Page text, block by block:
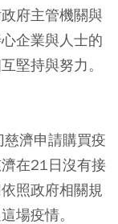
府主管機關與
企業與人士的
堅持與努力。
濟申請購買疫
在21日沒有接
照政府相關規
場疫情。